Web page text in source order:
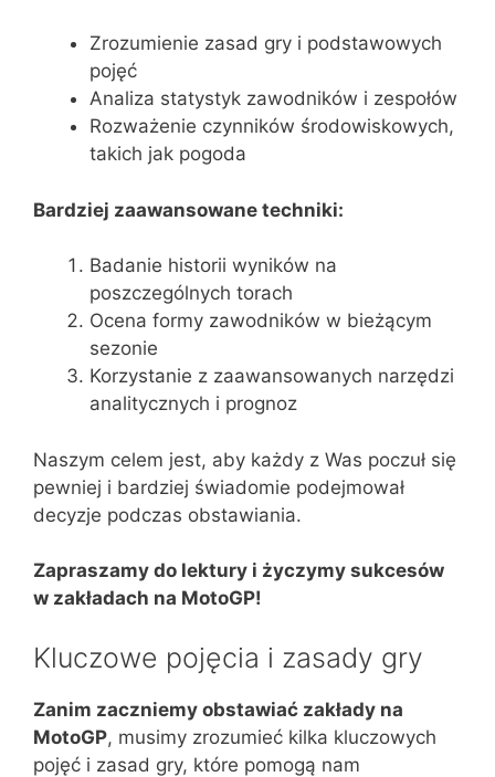
Zrozumienie zasad gry i podstawowych
pojęć
Analiza statystyk zawodników i zespołów
Rozważenie czynników środowiskowych,
takich jak pogoda
Bardziej zaawansowane techniki:
Badanie historii wyników na
poszczególnych torach
Ocena formy zawodników w bieżącym
sezonie
Korzystanie z zaawansowanych narzędzi
analitycznych i prognoz
Naszym celem jest, aby każdy z Was poczuł się
pewniej i bardziej świadomie podejmował
decyzje podczas obstawiania.
Zapraszamy do lektury i życzymy sukcesów
w zakładach na MotoGP!
Kluczowe pojęcia i zasady gry
Zanim zaczniemy obstawiać zakłady na
MotoGP, musimy zrozumieć kilka kluczowych
pojęć i zasad gry, które pomogą nam